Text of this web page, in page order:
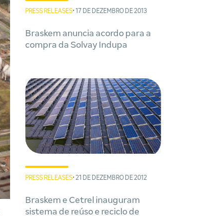
PRESS RELEASES• 17 DE DEZEMBRO DE 2013
Braskem anuncia acordo para a
compra da Solvay Indupa
PRESS RELEASES• 21 DE DEZEMBRO DE 2012
Braskem e Cetrel inauguram
sistema de reúso e reciclo de